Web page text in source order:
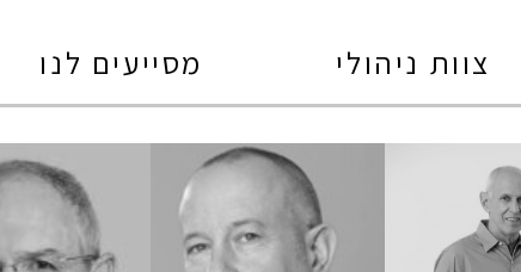
צוות ניהולי מסייעים לנו